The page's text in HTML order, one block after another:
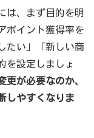
は、まず目的を明
ポイント獲得率を
たい」「新しい商
を設定しましょ
更が必要なのか、
しやすくなりま